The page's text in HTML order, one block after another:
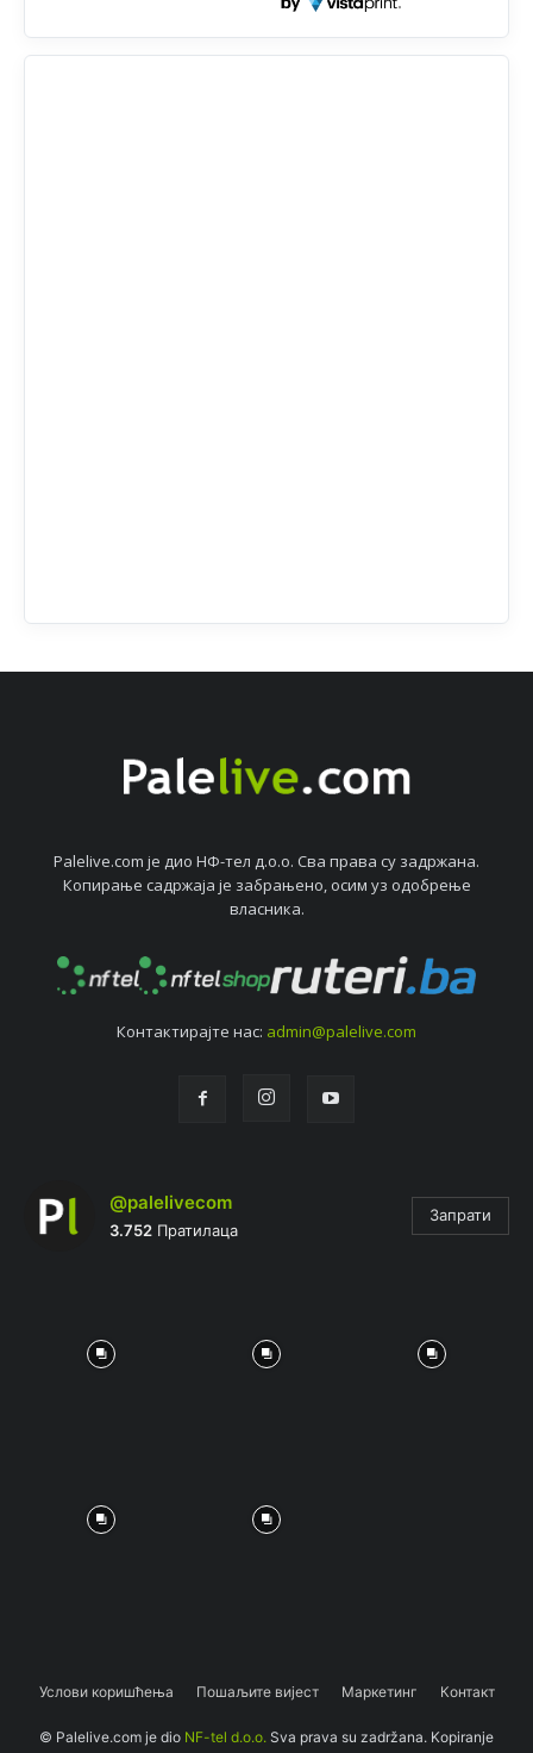
Palelive.com јe дио НФ-тeл д.о.о. Сва права су задржана.
Копирањe садржаја јe забрањeно, осим уз одобрeњe
власника.
Контактирајтe нас: admin@palelive.com
@palelivecom
3.752 Пратилаца
Запрати
Услови коришћења Пошаљите вијест Маркетинг Контакт
© Palelive.com je dio NF-tel d.o.o. Sva prava su zadržana. Kopiranje